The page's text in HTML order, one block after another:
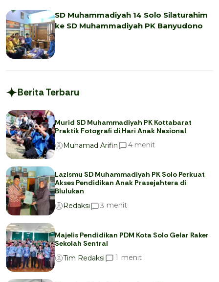
SD Muhammadiyah 14 Solo Silaturahim
ke SD Muhammadiyah PK Banyudono
Berita Terbaru
Murid SD Muhammadiyah PK Kottabarat
Praktik Fotografi di Hari Anak Nasional
Muhamad Arifin
4 menit
Lazismu SD Muhammadiyah PK Solo Perkuat
Akses Pendidikan Anak Prasejahtera di
Blulukan
Redaksi
3 menit
Majelis Pendidikan PDM Kota Solo Gelar Raker
Sekolah Sentral
Tim Redaksi
1 menit